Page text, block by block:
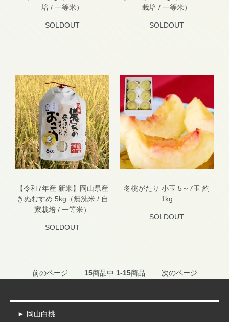
培 / 一等米）
SOLDOUT
栽培 / 一等米）
SOLDOUT
【令和7年産 新米】岡山県産
きぬむすめ 5kg（無洗米 / 自
家栽培 / 一等米）
SOLDOUT
冬桃がたり 小玉 5～7玉 約
1kg
SOLDOUT
前のページ 15商品中 1-15商品 次のページ
► 岡山白桃